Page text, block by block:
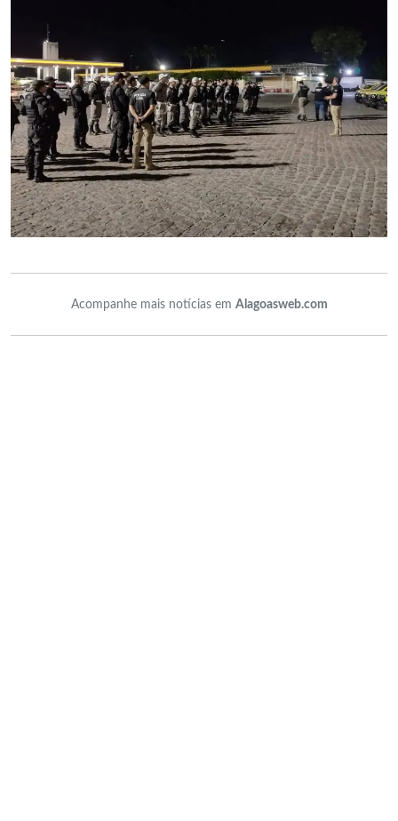
Acompanhe mais notícias em Alagoasweb.com